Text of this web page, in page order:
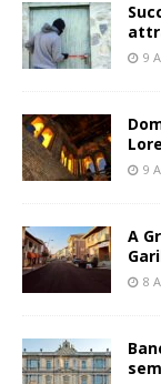
9
9
A
8